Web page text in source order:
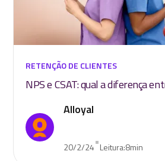
RETENÇÃO DE CLIENTES
NPS e CSAT: qual a diferença
Alloyal
20/2/24•Leitura:8min